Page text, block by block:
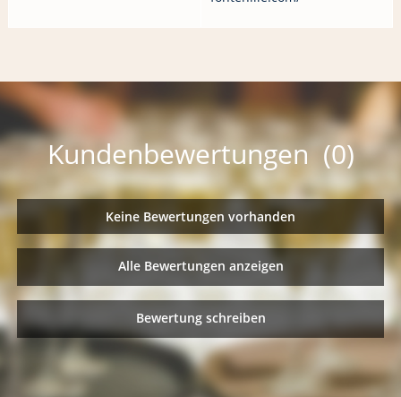
Kundenbewertungen (0)
Keine Bewertungen vorhanden
Alle Bewertungen anzeigen
Bewertung schreiben